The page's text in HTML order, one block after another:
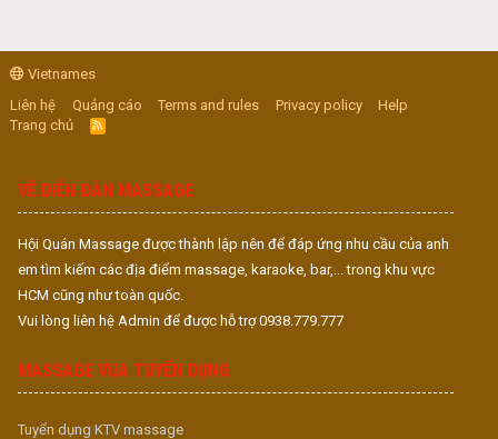
Vietnames
Liên hệ
Quảng cáo Terms and rules Privacy policy
Help
Trang chủ
R
S
VỀ DIỄN ĐÀN MASSAGE
Hội Quán Massage được thành lập nên để đáp ứng nhu cầu của anh
em tìm kiếm các địa điểm massage, karaoke, bar,... trong khu vực
HCM cũng như toàn quốc.
Vui lòng liên hệ Admin để được hỗ trợ 0938.779.777
MASSAGE VUA TUYỂN DỤNG
Tuyển dụng KTV massage